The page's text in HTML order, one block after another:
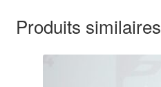
Produits similaires